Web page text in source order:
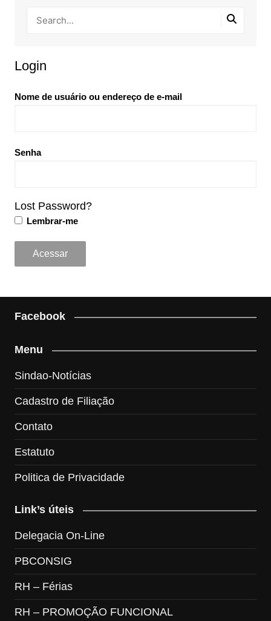
Login
Nome de usuário ou endereço de e-mail
Senha
Lost Password?
Lembrar-me
Facebook
Menu
Sindao-Notícias
Cadastro de Filiação
Contato
Estatuto
Politica de Privacidade
Link’s úteis
Delegacia On-Line
PBCONSIG
RH – Férias
RH – PROMOÇÃO FUNCIONAL